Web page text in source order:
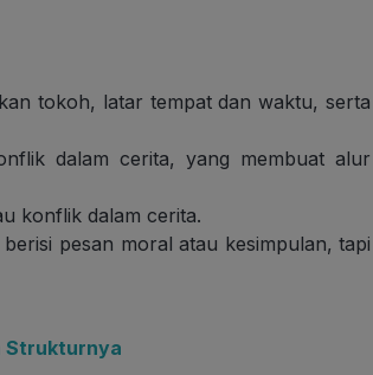
tokoh, latar tempat dan waktu, serta
dalam cerita, yang membuat alur
konflik dalam cerita.
pesan moral atau kesimpulan, tapi
Strukturnya